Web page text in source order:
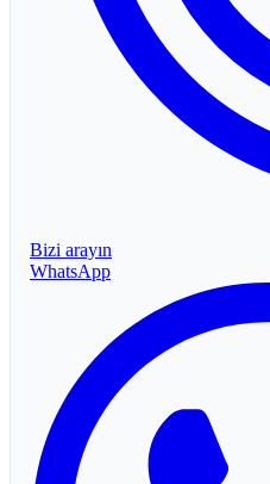
Bizi arayın
WhatsApp